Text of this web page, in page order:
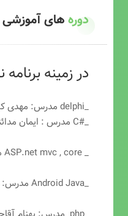
دورههای آموزشی
در زمینه
_delphi مدرس: مهدی کرامتی
_#C مدرس : ایمان مدائنی
_ ASP.net mvc , core مدرس: وحید نصیری
_Android Java مدرس: بهنام آقاجانی